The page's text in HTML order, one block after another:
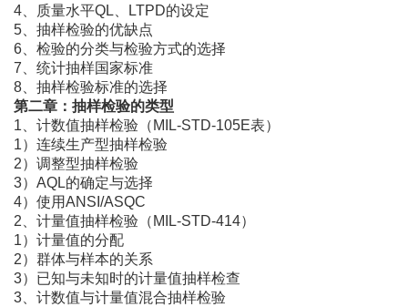
4、质量水平QL、LTPD的设定
5、抽样检验的优缺点
6、检验的分类与检验方式的选择
7、统计抽样国家标准
8、抽样检验标准的选择
第二章：抽样检验的类型
1、计数值抽样检验（MIL-STD-105E表）
1）连续生产型抽样检验
2）调整型抽样检验
3）AQL的确定与选择
4）使用ANSI/ASQC
2、计量值抽样检验（MIL-STD-414）
1）计量值的分配
2）群体与样本的关系
3）已知与未知时的计量值抽样检查
3、计数值与计量值混合抽样检验